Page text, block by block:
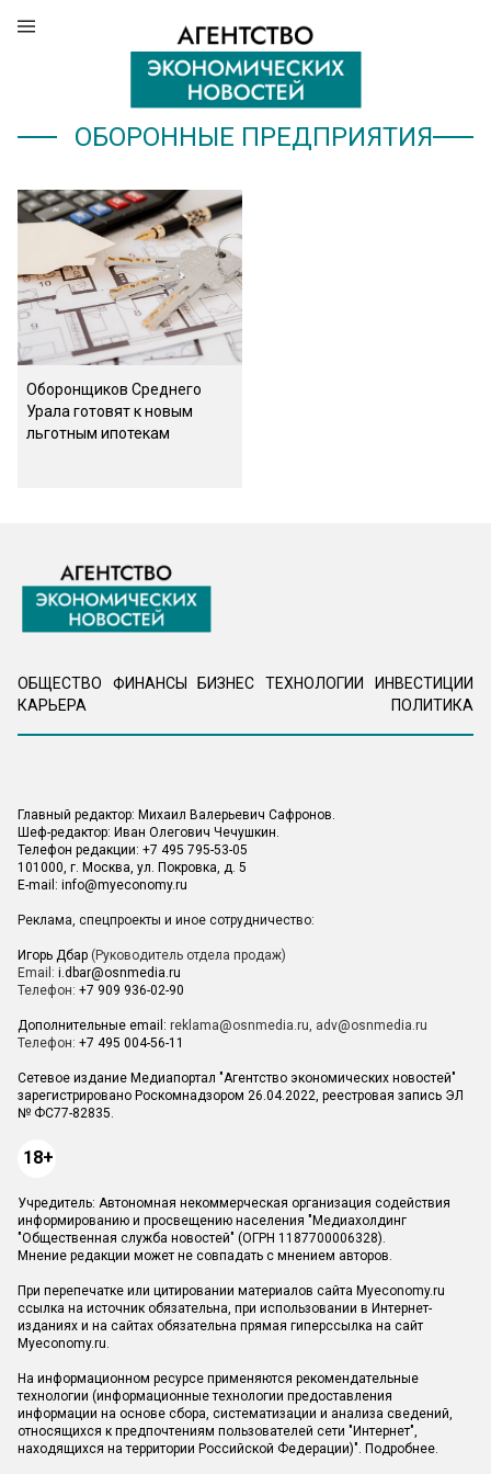
ОБОРОННЫЕ ПРЕДПРИЯТИЯ
Оборонщиков Среднего
Урала готовят к новым
льготным ипотекам
ОБЩЕСТВО ФИНАНСЫ БИЗНЕС ТЕХНОЛОГИИ
ИНВЕСТИЦИИ
КАРЬЕРА
ПОЛИТИКА
Главный редактор: Михаил Валерьевич Сафронов.
Шеф-редактор: Иван Олегович Чечушкин.
Телефон редакции: +7 495 795-53-05
101000, г. Москва, ул. Покровка, д. 5
E-mail: info@myeconomy.ru
Реклама, спецпроекты и иное сотрудничество:
Игорь Дбар (Руководитель отдела продаж)
Email: i.dbar@osnmedia.ru
Телефон: +7 909 936-02-90
Дополнительные email: reklama@osnmedia.ru, adv@osnmedia.ru
Телефон: +7 495 004-56-11
Сетевое издание Медиапортал "Агентство экономических новостей"
зарегистрировано Роскомнадзором 26.04.2022, реестровая запись ЭЛ
№ ФС77-82835.
18+
Учредитель: Автономная некоммерческая организация содействия
информированию и просвещению населения "Медиахолдинг
"Общественная служба новостей" (ОГРН 1187700006328).
Мнение редакции может не совпадать с мнением авторов.
При перепечатке или цитировании материалов сайта Myeconomy.ru
ссылка на источник обязательна, при использовании в Интернет-
изданиях и на сайтах обязательна прямая гиперссылка на сайт
Myeconomy.ru.
На информационном ресурсе применяются рекомендательные
технологии (информационные технологии предоставления
информации на основе сбора, систематизации и анализа сведений,
относящихся к предпочтениям пользователей сети "Интернет",
находящихся на территории Российской Федерации)". Подробнее.